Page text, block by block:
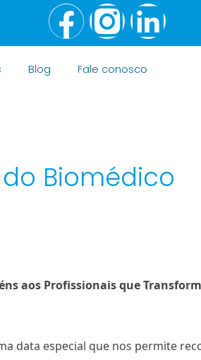
Blog Fale conosco
Biomédico
aos Profissionais que
data especial que nos permite